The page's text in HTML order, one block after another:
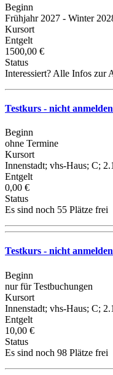
Beginn
Frühjahr 2027 - Winter
Kursort
Entgelt
1500,00 €
Status
Interessiert? Alle Infos zur
Testkurs - nicht anmelden
Beginn
ohne Termine
Kursort
Innenstadt; vhs-Haus; C;
Entgelt
0,00 €
Status
Es sind noch 55 Plätze frei
Testkurs - nicht anmelden
Beginn
nur für Testbuchungen
Kursort
Innenstadt; vhs-Haus; C;
Entgelt
10,00 €
Status
Es sind noch 98 Plätze frei